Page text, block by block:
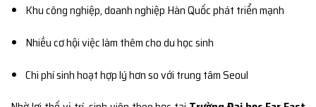
Khu công nghiệp, doanh nghiệp Hàn Quốc phát triển mạnh
Nhiều cơ hội việc làm thêm cho du học sinh
Chi phí sinh hoạt hợp lý hơn so với trung tâm Seoul